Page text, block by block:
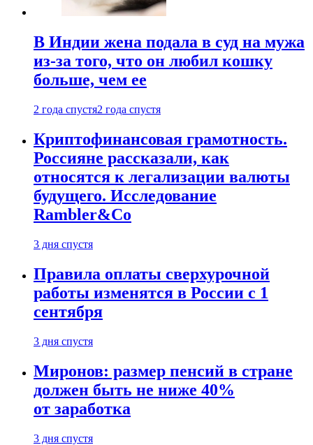
В Индии жена подала в суд на мужа
из-за того, что он любил кошку
больше, чем ее
2 года спустя2 года спустя
Криптофинансовая грамотность.
Россияне рассказали, как
относятся к легализации валюты
будущего. Исследование
Rambler&Co
3 дня спустя
Правила оплаты сверхурочной
работы изменятся в России с 1
сентября
3 дня спустя
Миронов: размер пенсий в стране
должен быть не ниже 40%
от заработка
3 дня спустя